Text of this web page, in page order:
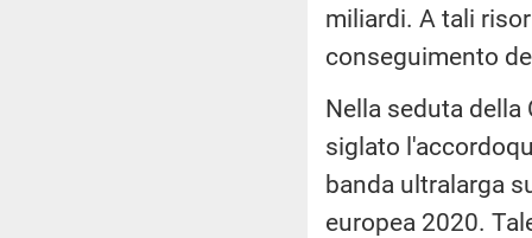
miliardi. A tali
conseguimento
Nella seduta
siglato
banda ultralarga
europea 2020.